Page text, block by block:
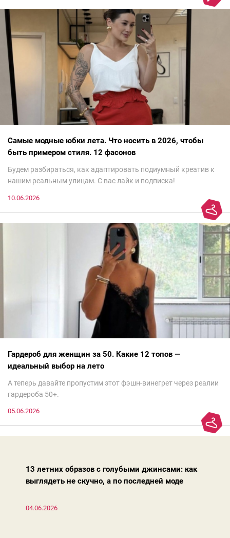
Самые модные юбки лета. Что носить в 2026, чтобы
быть примером стиля. 12 фасонов
Будем разбираться, как адаптировать подиумный креатив к
нашим реальным улицам. С вас лайк и подписка!
10.06.2026
Гардероб для женщин за 50. Какие 12 топов —
идеальный выбор на лето
А теперь давайте пропустим этот фэшн-винегрет через реалии
гардероба 50+.
05.06.2026
13 летних образов с голубыми джинсами: как
выглядеть не скучно, а по последней моде
04.06.2026